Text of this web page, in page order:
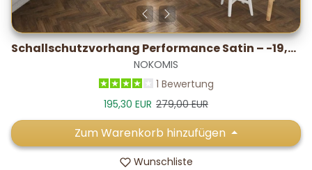
Schallschutzvorhang Performance Satin – -19,7 dB* / 5–7 °C
NOKOMIS
1 Bewertung
Verkaufspreis
195,30 EUR Normalpreis
279,00 EUR
Zum Warenkorb hinzufügen
Wunschliste